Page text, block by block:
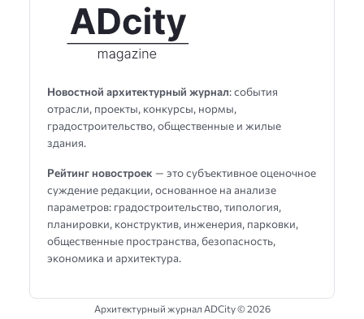
Новостной архитектурный журнал: события
отрасли, проекты, конкурсы, нормы,
градостроительство, общественные и жилые
здания.
Рейтинг новостроек — это субъективное оценочное
суждение редакции, основанное на анализе
параметров: градостроительство, типология,
планировки, конструктив, инженерия, парковки,
общественные пространства, безопасность,
экономика и архитектура.
Архитектурный журнал ADCity ©2026